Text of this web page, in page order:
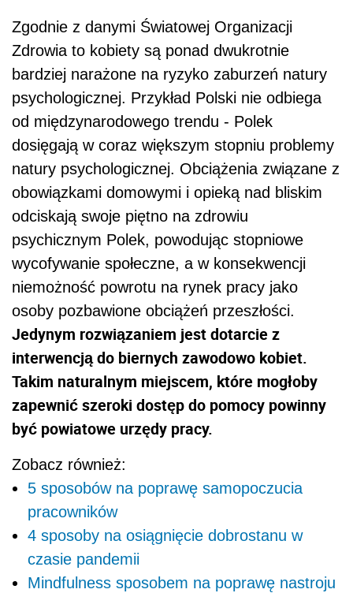
Zgodnie z danymi Światowej Organizacji
Zdrowia to kobiety są ponad dwukrotnie
bardziej narażone na ryzyko zaburzeń natury
psychologicznej. Przykład Polski nie odbiega
od międzynarodowego trendu - Polek
dosięgają w coraz większym stopniu problemy
natury psychologicznej. Obciążenia związane z
obowiązkami domowymi i opieką nad bliskim
odciskają swoje piętno na zdrowiu
psychicznym Polek, powodując stopniowe
wycofywanie społeczne, a w konsekwencji
niemożność powrotu na rynek pracy jako
osoby pozbawione obciążeń przeszłości.
Jedynym rozwiązaniem jest dotarcie z
interwencją do biernych zawodowo kobiet.
Takim naturalnym miejscem, które mogłoby
zapewnić szeroki dostęp do pomocy powinny
być powiatowe urzędy pracy.
Zobacz również:
5 sposobów na poprawę samopoczucia
pracowników
4 sposoby na osiągnięcie dobrostanu w
czasie pandemii
Mindfulness sposobem na poprawę nastroju